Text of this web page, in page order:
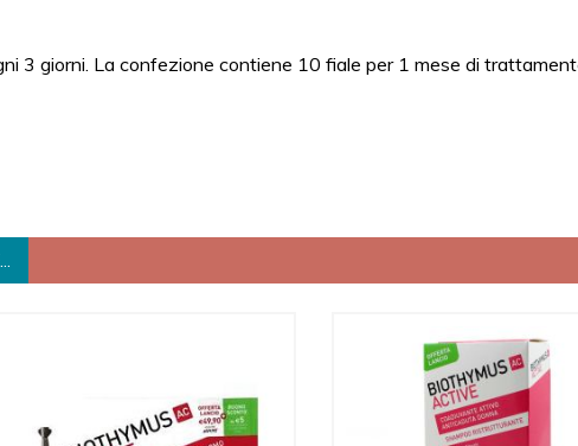
3 giorni. La confezione contiene 10 fiale per 1 mese di